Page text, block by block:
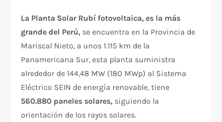
La Planta Solar Rubí fotovoltaica, es la más
grande del Perú, se encuentra en la Provincia de
Mariscal Nieto, a unos 1.115 km de la
Panamericana Sur, esta planta suministra
alrededor de 144,48 MW (180 MWp) al Sistema
Eléctrico SEIN de energía renovable, tiene
560.880 paneles solares, siguiendo la
orientación de los rayos solares.